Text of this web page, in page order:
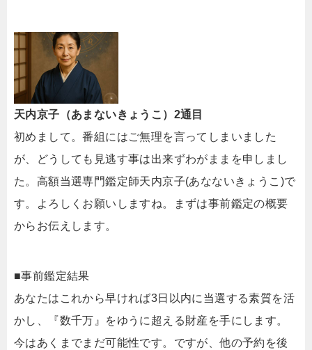
天内京子（あまないきょうこ）2通目
初めまして。番組にはご無理を言ってしまいました
が、どうしても見逃す事は出来ずわがままを申しまし
た。高額当選専門鑑定師天内京子(あなないきょうこ)で
す。よろしくお願いしますね。まずは事前鑑定の概要
からお伝えします。
■事前鑑定結果
あなたはこれから早ければ3日以内に当選する素質を活
かし、『数千万』をゆうに超える財産を手にします。
今はあくまでまだ可能性です。ですが、他の予約を後